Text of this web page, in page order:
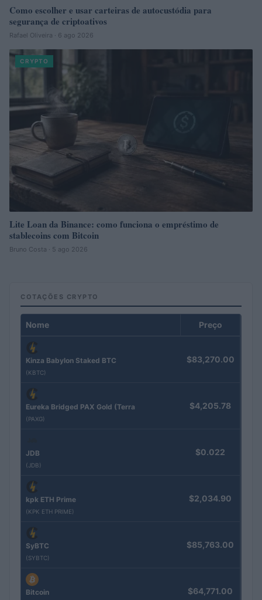
Como escolher e usar carteiras de autocustódia para
segurança de criptoativos
Rafael Oliveira · 6 ago 2026
CRYPTO
Lite Loan da Binance: como funciona o empréstimo de
stablecoins com Bitcoin
Bruno Costa · 5 ago 2026
COTAÇÕES CRYPTO
Nome Preço
Kinza Babylon Staked BTC
(KBTC)
$83,270.00
Eureka Bridged PAX Gold (Terra
(PAXG)
$4,205.78
JDB
(JDB)
$0.022
kpk ETH Prime
(KPK ETH PRIME)
$2,034.90
SyBTC
(SYBTC)
$85,763.00
Bitcoin $64,771.00